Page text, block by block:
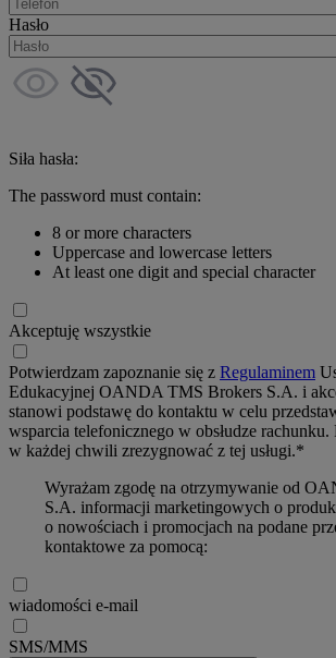
Hasło
Siła hasła:
The password must contain:
8 or more characters
Uppercase and lowercase letters
At least one digit and special character
Akceptuję wszystkie
Potwierdzam zapoznanie się z Regulaminem
Edukacyjnej OANDA TMS Brokers S.A. i
stanowi podstawę do kontaktu w celu
wsparcia telefonicznego w obsłudze
w każdej chwili zrezygnować z tej usługi.*
Wyrażam zgodę na otrzymywanie od
S.A. informacji marketingowych o
o nowościach i promocjach na podane
kontaktowe za pomocą:
wiadomości e-mail
SMS/MMS